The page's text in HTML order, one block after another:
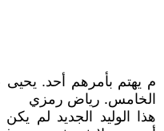
م يهتم بأمرهم أحد.
الخامس. رياض رمزي
هذا الوليد الجديد لم